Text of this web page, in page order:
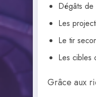
Dégâts de
Les
Le tir
Les cibles
Grâce aux